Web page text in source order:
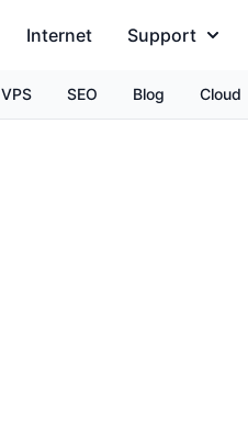
Internet Support
VPS SEO Blog Cloud